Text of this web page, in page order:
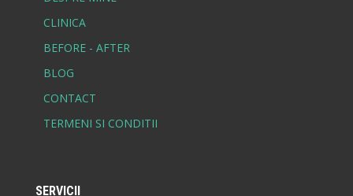
CLINICA
BEFORE - AFTER
BLOG
CONTACT
TERMENI SI CONDITII
SERVICII